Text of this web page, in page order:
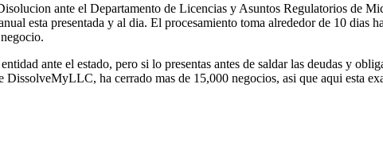
ante el Departamento de Licencias y Asuntos Regulatorios de
esta presentada y al dia. El procesamiento toma alrededor de 10
ante el estado, pero si lo presentas antes de saldar las deudas y
DissolveMyLLC, ha cerrado mas de 15,000 negocios, asi que aqui esta